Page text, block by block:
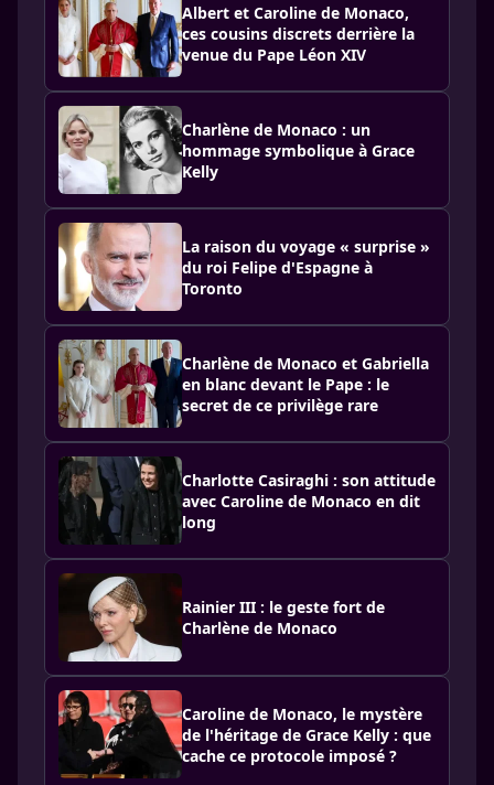
Albert et Caroline de Monaco,
ces cousins discrets derrière la
venue du Pape Léon XIV
Charlène de Monaco : un
hommage symbolique à Grace
Kelly
La raison du voyage « surprise »
du roi Felipe d'Espagne à
Toronto
Charlène de Monaco et Gabriella
en blanc devant le Pape : le
secret de ce privilège rare
Charlotte Casiraghi : son attitude
avec Caroline de Monaco en dit
long
Rainier III : le geste fort de
Charlène de Monaco
Caroline de Monaco, le mystère
de l'héritage de Grace Kelly : que
cache ce protocole imposé ?